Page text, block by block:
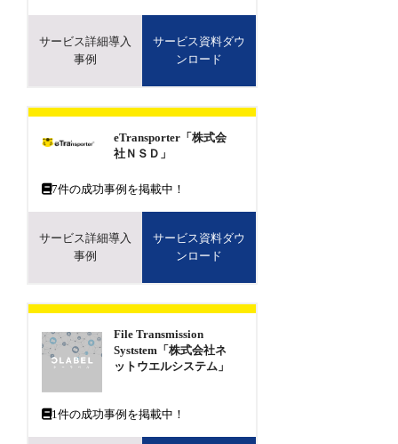
サービス詳細導入
事例
サービス資料ダウ
ンロード
eTransporter「株式会
社ＮＳＤ」
7件の成功事例を掲載中！
サービス詳細導入
事例
サービス資料ダウ
ンロード
File Transmission
Syststem「株式会社ネ
ットウエルシステム」
1 件の成功事例を掲載中！